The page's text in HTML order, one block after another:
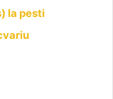
la pesti